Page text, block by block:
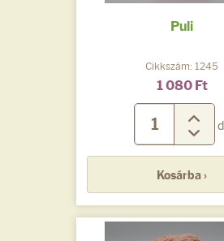
Puli
Cikkszám: 1245
1 080 Ft
Kosárba ›